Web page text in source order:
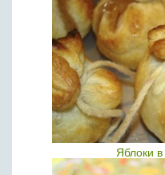
Яблоки